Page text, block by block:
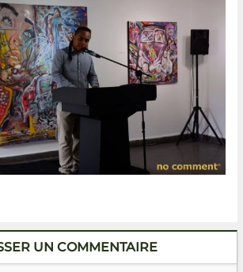
UN COMMENTAIRE